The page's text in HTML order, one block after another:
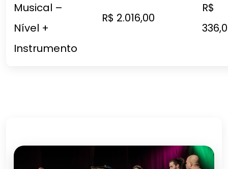
Musical –
Nível +
Instrumento
R$ 2.016,00
R$